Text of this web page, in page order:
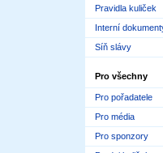
Pravidla kuliček
Interní
Síň slávy
Pro všechny
Pro pořadatele
Pro média
Pro sponzory